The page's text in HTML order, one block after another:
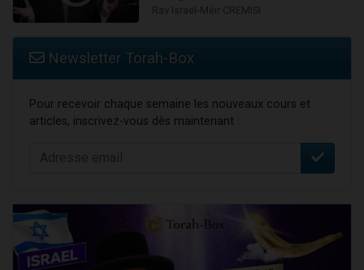
Newsletter Torah-Box
Pour recevoir chaque semaine les nouveaux cours et
articles, inscrivez-vous dès maintenant :